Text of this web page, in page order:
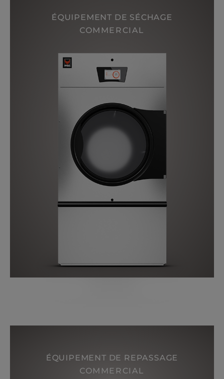
ÉQUIPEMENT DE SÉCHAGE
COMMERCIAL
ÉQUIPEMENT DE REPASSAGE
COMMERCIAL